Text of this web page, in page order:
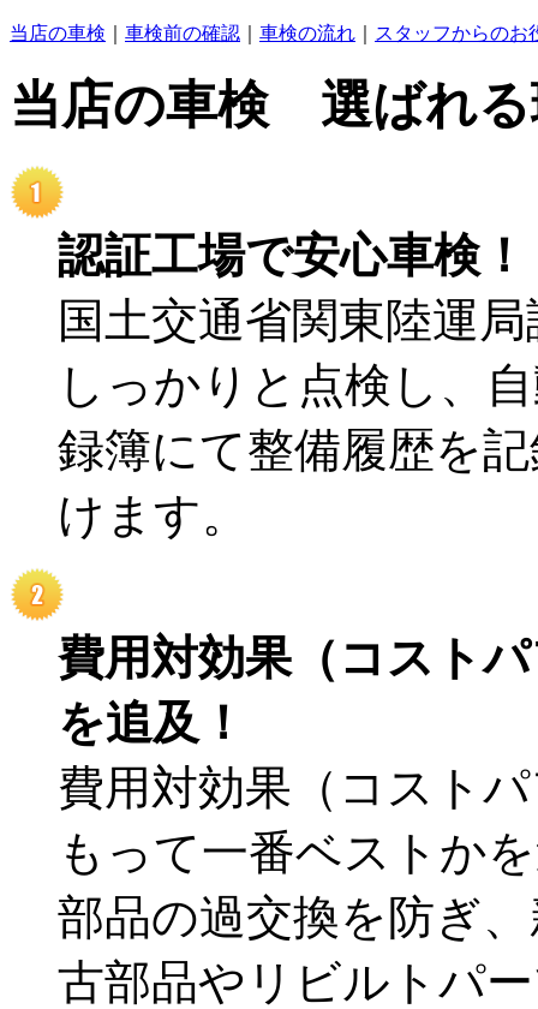
当店の車検 車検前の確認 車検の流れ スタッフからのお
当店の車検 選ばれる
認証工場で安心車検！
国土交通省関東陸運
しっかりと点検し、
録簿にて整備履歴を
けます。
費用対効果（コスト
を追及！
費用対効果（コスト
もって一番ベストか
部品の過交換を防ぎ
古部品やリビルトパ